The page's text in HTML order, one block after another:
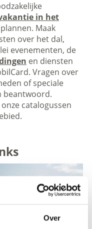
Over
in het
Maak
over het dal,
evenementen, de
en diensten
Vragen over
of speciale
beantwoord.
catalogussen